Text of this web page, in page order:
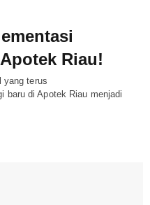
Riau!
yang terus
baru di Apotek Riau menjadi